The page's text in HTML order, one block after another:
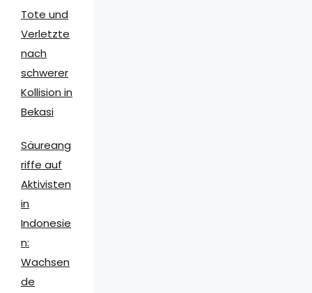
Tote und
Verletzte
nach
schwerer
Kollision in
Bekasi
Säureang
riffe auf
Aktivisten
in
Indonesie
n:
Wachsen
de